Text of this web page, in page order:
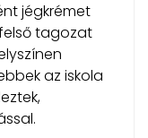
jégkrémet
tagozat
az iskola